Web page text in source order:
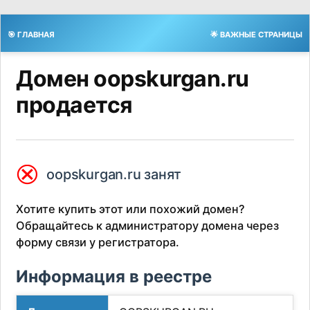
🎯 ГЛАВНАЯ 🌟 ВАЖНЫЕ СТРАНИЦЫ
Домен oopskurgan.ru
продается
⮿ oopskurgan.ru занят
Хотите купить этот или похожий домен?
Обращайтесь к администратору домена через
форму связи у регистратора.
Информация в реестре